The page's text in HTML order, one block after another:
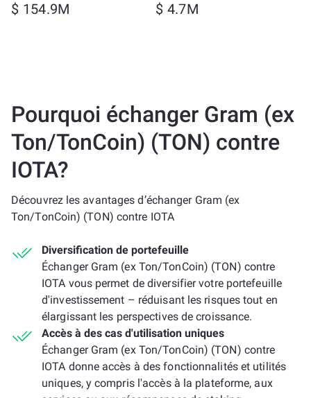
$ 154.9M $ 4.7M
Pourquoi échanger Gram (ex
Ton/TonCoin) (TON) contre
IOTA?
Découvrez les avantages d’échanger Gram (ex
Ton/TonCoin) (TON) contre IOTA
Diversification de portefeuille
Échanger Gram (ex Ton/TonCoin) (TON) contre
IOTA vous permet de diversifier votre portefeuille
d'investissement – réduisant les risques tout en
élargissant les perspectives de croissance.
Accès à des cas d'utilisation uniques
Échanger Gram (ex Ton/TonCoin) (TON) contre
IOTA donne accès à des fonctionnalités et utilités
uniques, y compris l'accès à la plateforme, aux